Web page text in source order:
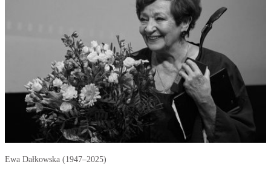
Ewa Dałkowska (1947–2025)